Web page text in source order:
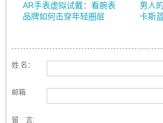
AR手表虚拟试戴：看腕表
品牌如何击穿年轻圈层
男人
卡斯
姓 名：
邮箱
留 言: